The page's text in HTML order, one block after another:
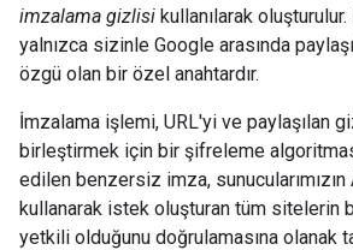
imzalama gizlisi kullanılarak
yalnızca sizinle Google arasında
özgü olan bir özel anahtardır.
İmzalama işlemi, URL'yi ve paylaşılan
birleştirmek için bir şifreleme
edilen benzersiz imza, sunucularımızın
kullanarak istek oluşturan tüm sitelerin
yetkili olduğunu doğrulamasına olanak